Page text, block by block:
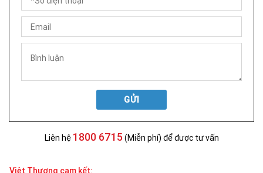
GỬI
Liên hệ 1800 6715 (Miễn phí) để được tư vấn